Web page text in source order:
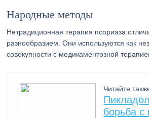
Народные методы
Нетрадиционная терапия псориаза
разнообразием. Они используются как
совокупности с медикаментозной
Читайте
борьба с